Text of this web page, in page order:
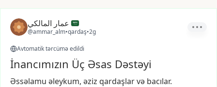
عمار المالكي
@ammar_alm•qardaş•2g
Avtomatik tərcümə edildi
İnancımızın Üç Əsas Dəstəyi
Əssəlamu əleykum, əziz qardaşlarvə bacılar.